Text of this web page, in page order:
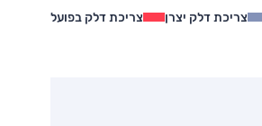
צריכת דלק יצרן צריכת דלק בפועל